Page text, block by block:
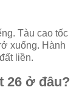
Tàu cao tốc
xuống. Hành
liền.
26 ở đâu?